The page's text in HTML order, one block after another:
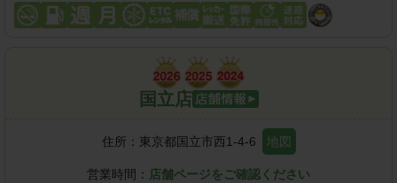
国立店
住所： 東京都国立市西1-4-6 地図
営業時間： 店舗ページをご確認ください